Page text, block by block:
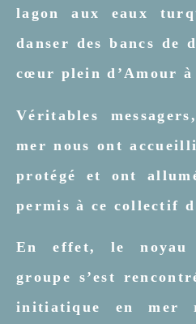
lagon aux eaux
danser des bancs de
cœur plein d’Amour
Véritables
mer nous ont
protégé et ont
permis à ce collectif
En effet, le noyau
groupe s’est
initiatique en mer